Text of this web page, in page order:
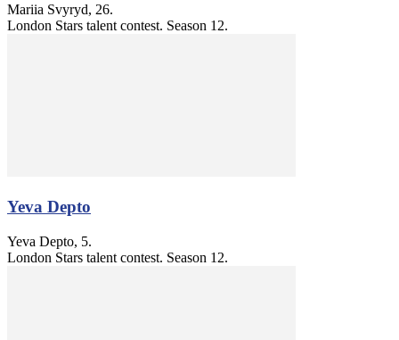
Mariia Svyryd, 26.
London Stars talent contest. Season 12.
Yeva Depto
Yeva Depto, 5.
London Stars talent contest. Season 12.